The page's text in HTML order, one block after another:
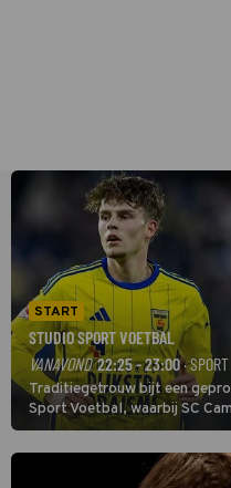
START
STUDIO SPORT VOETBAL
VANAVOND 22:25 - 23:00· SPORT
Traditiegetrouw bijt een
Sport Voetbal, waarbij SC
eerste wedstrijd van het
oefenmeester is Johan Plat